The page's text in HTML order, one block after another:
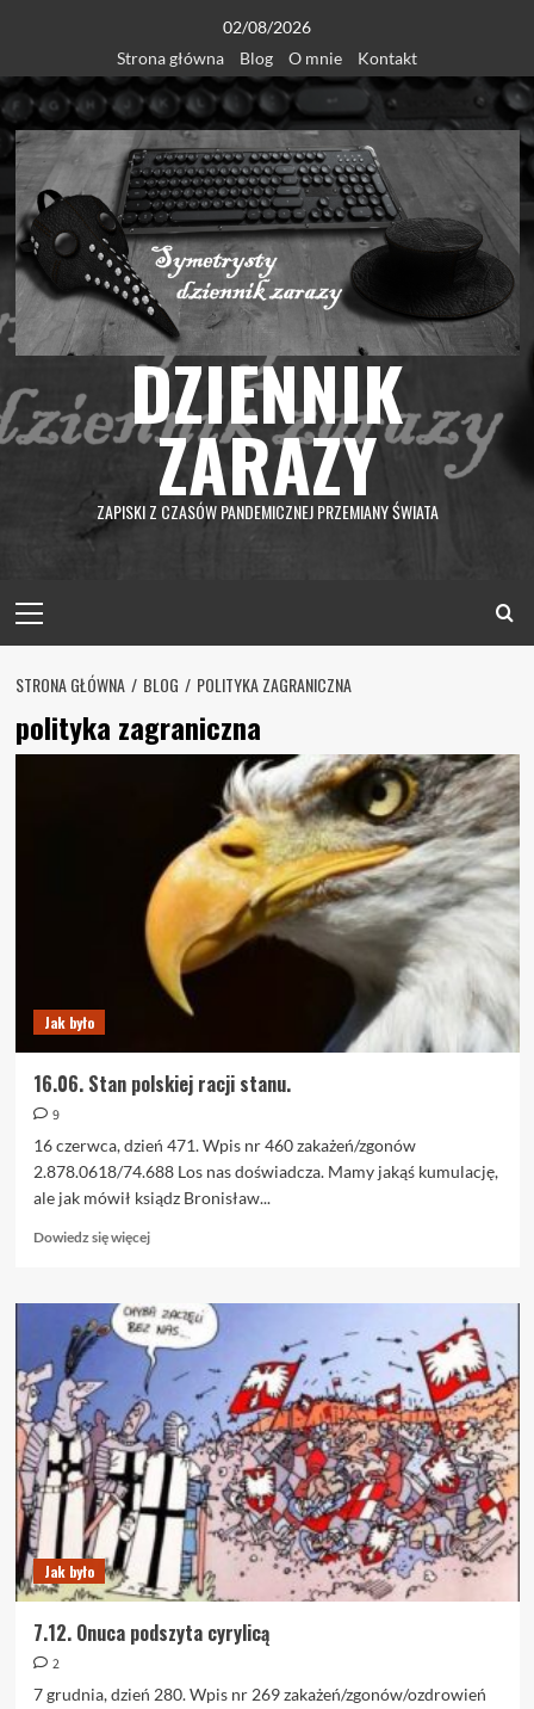
content
02/08/2026
Strona główna
Blog O mnie Kontakt
DZIENNIK
ZARAZY
ZAPISKI Z CZASÓW PANDEMICZNEJ PRZEMIANY ŚWIATA
Menu
STRONA GŁÓWNA BLOG POLITYKA ZAGRANICZNA
polityka zagraniczna
Jak było
16.06. Stan polskiej racji stanu.
9
16 czerwca, dzień 471. Wpis nr 460 zakażeń/zgonów
2.878.0618/74.688 Los nas doświadcza. Mamy jakąś kumulację,
ale jak mówił ksiądz Bronisław...
Dowiedz się więcejDowiedz
o
16.06.
Stan
polskiej
racji
stanu.
Jak było
7.12. Onuca podszyta cyrylicą
2
7 grudnia, dzień 280. Wpis nr 269 zakażeń/zgonów/ozdrowień